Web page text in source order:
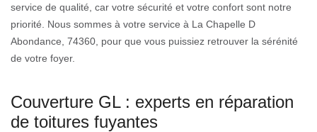
service de qualité, car votre sécurité et votre confort sont notre
priorité. Nous sommes à votre service à La Chapelle D
Abondance, 74360, pour que vous puissiez retrouver la sérénité
de votre foyer.
Couverture GL : experts en réparation
de toitures fuyantes